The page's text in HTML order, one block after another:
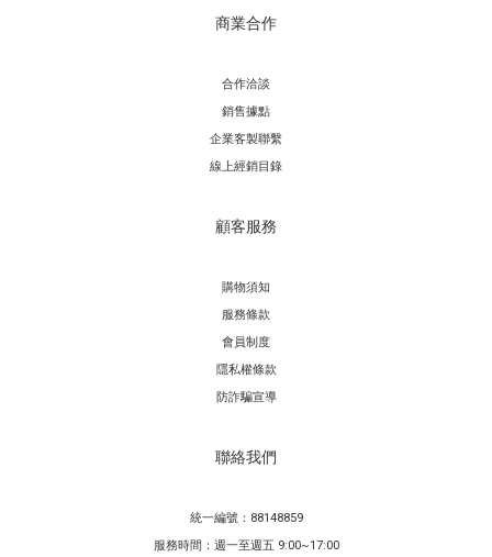
商業合作
合作洽談
銷售據點
企業客製聯繫
線上經銷目錄
顧客服務
購物須知
服務條款
會員制度
隱私權條款
防詐騙宣導
聯絡我們
統一編號：88148859
服務時間：週一至週五 9:00~17:00